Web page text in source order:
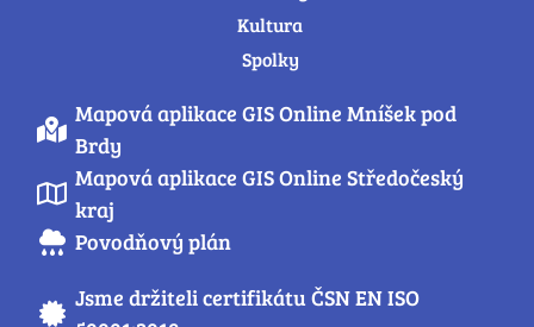
Kultura
Spolky
Mapová aplikace GIS Online Mníšek pod
Brdy
Mapová aplikace GIS Online Středočeský
kraj
Povodňový plán
Jsme držiteli certifikátu ČSN EN ISO